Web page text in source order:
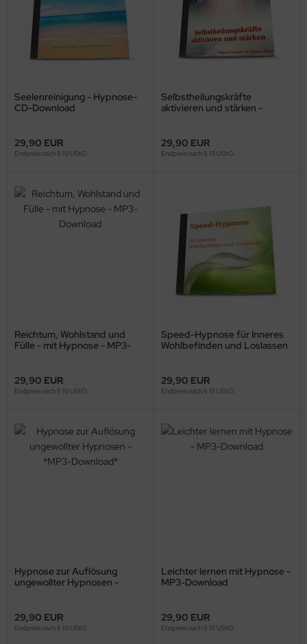
Seelenreinigung - Hypnose-
CD-Download
29,90 EUR
Endpreis nach § 19 UStG.
Selbstheilungskräfte
aktivieren und stärken -
29,90 EUR
Endpreis nach § 19 UStG.
Reichtum, Wohlstand und
Fülle - mit Hypnose - MP3-
29,90 EUR
Endpreis nach § 19 UStG.
Speed-Hypnose für Inneres
Wohlbefinden und Loslassen
29,90 EUR
Endpreis nach § 19 UStG.
Hypnose zur Auflösung
ungewollter Hypnosen -
29,90 EUR
Endpreis nach § 19 UStG.
Leichter lernen mit Hypnose -
MP3-Download
29,90 EUR
Endpreis nach § 19 UStG.